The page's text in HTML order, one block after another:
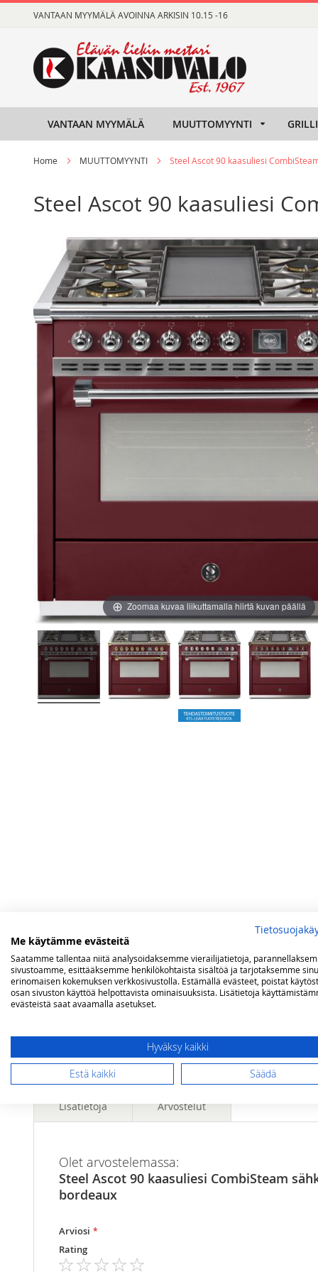
to
VANTAAN MYYMÄLÄ AVOINNA ARKISIN 10.15 -16
VANTAAN MYYMÄLÄ MUUTTOMYYNTI
Home MUUTTOMYYNTI Steel Ascot 90 kaasuliesi
Steel Ascot 90 kaasuliesi
end
of
the
images
beginning
of
the
images
Zoomaa kuvaa liikuttamalla hiirtä kuvan päällä
Lisätietoja
Mitat
lxsxk 90 x 60 x 90 (-97) cm
Polttimien teho
2 x 1 kW - 1 x 1,8 kW - 1 x 3 kW -
Polttimet
Keittoritilä
Uunin toiminnot
Arvostelut
Olet arvostelemassa:
Steel Ascot 90 kaasuliesi CombiSteam
bordeaux
Arviosi
Rating
Me käytämme evästeitä
Saatamme tallentaa niitä analysoidaksemme vierailijatietoja,
sivustoamme, esittääksemme henkilökohtaista sisältöä ja tarjotaksemme
erinomaisen kokemuksen verkkosivustolla. Estämällä evästeet, poistat
osan sivuston käyttöä helpottavista ominaisuuksista. Lisätietoja
evästeistä saat avaamalla asetukset.
Hyväksy kaikki
Estä kaikki Säädä